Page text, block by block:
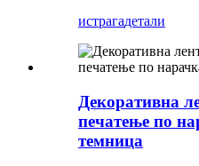
истрагадетали
Декоративна
печатење по
темница